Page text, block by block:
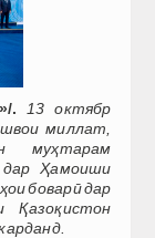
. 13 октябр
миллат,
муҳтарам
Ҳамоиши
боварӣ дар